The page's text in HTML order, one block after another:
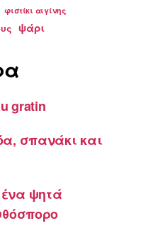
φιστίκι αιγίνης
ψάρι
gratin
σπανάκι και
ψητά